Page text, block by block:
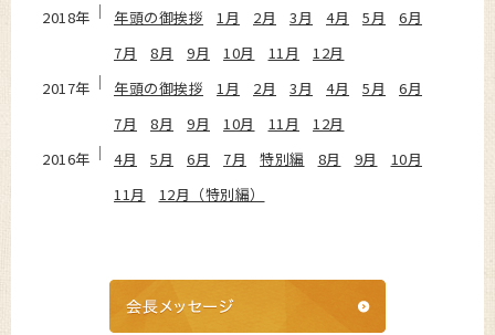
2018年
年頭の御挨拶 1月 2月 3月 4月 5月
6月
7月
8月 9月 10月 11月
12月
2017年
年頭の御挨拶 1月 2月 3月 4月 5月
6月
7月
8月 9月 10月 11月
12月
2016年
4月 5月 6月 7月 特別編 8月 9月
10月
11月
12月（特別編）